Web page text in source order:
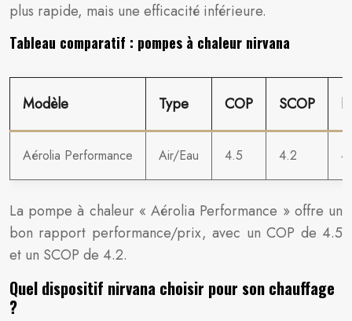
plus rapide, mais une efficacité inférieure.
Tableau comparatif : pompes à chaleur nirvana
Modèle Type COP SCOP
Aérolia Performance Air/Eau 4.5 4.2
La pompe à chaleur « Aérolia Performance » offre un
bon rapport performance/prix, avec un COP de 4.5
et un SCOP de 4.2.
Quel dispositif nirvana choisir pour son chauffage
?